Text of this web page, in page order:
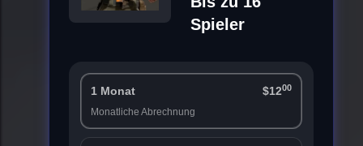
Spieler
1 Monat $1200
Monatliche Abrechnung